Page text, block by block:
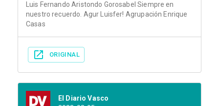
Luis Fernando Aristondo Gorosabel Siempre en
nuestro recuerdo. Agur Luisfer! Agrupación Enrique
Casas
ORIGINAL
El Diario Vasco